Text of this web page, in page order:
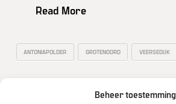
Beheer toestemming
Read More
ANTONIAPOLDER GROTENOORD VEERSEDIJK